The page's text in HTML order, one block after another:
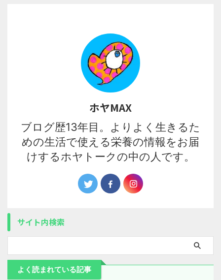
ホヤMAX
ブログ歴13年目。よりよく生きるた
めの生活で使える栄養の情報をお届
けするホヤトークの中の人です。
サイト内検索
よく読まれている記事